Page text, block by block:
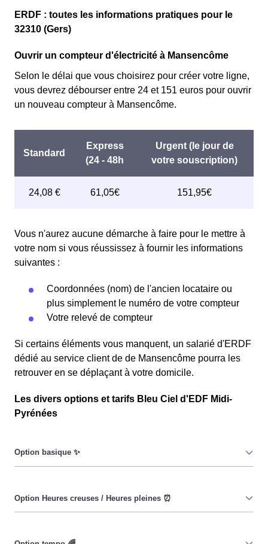
ERDF : toutes les informations pratiques pour le
32310 (Gers)
Ouvrir un compteur d'électricité à Mansencôme
Selon le délai que vous choisirez pour créer votre ligne,
vous devrez débourser entre 24 et 151 euros pour ouvrir
un nouveau compteur à Mansencôme.
Vous n'aurez aucune démarche à faire pour le mettre à
votre nom si vous réussissez à fournir les informations
suivantes :
Coordonnées (nom) de l'ancien locataire ou
plus simplement le numéro de votre compteur
Votre relevé de compteur
Si certains éléments vous manquent, un salarié d'ERDF
dédié au service client de de Mansencôme pourra les
retrouver en se déplaçant à votre domicile.
Les divers options et tarifs Bleu Ciel d'EDF Midi-
Pyrénées
date, ni de l'heure, que ce soit en à Mansencôme ou
ailleurs. 💡